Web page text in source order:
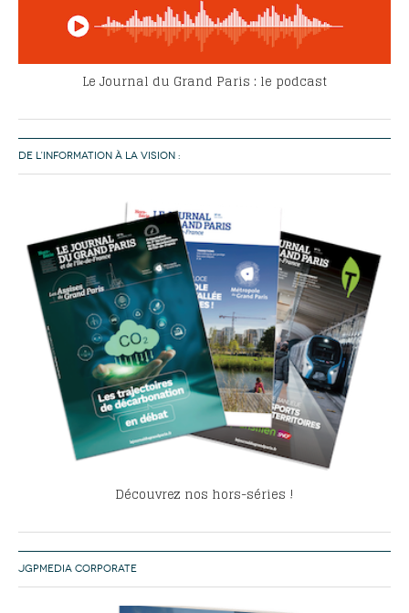
Le Journal du Grand Paris : le podcast
DE L’INFORMATION À LA VISION :
Découvrez nos hors-séries !
JGPMEDIA CORPORATE